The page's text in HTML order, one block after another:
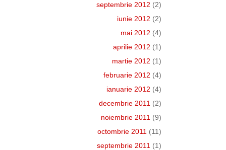
septembrie 2012 (2)
iunie 2012 (2)
mai 2012 (4)
aprilie 2012 (1)
martie 2012 (1)
februarie 2012 (4)
ianuarie 2012 (4)
decembrie 2011 (2)
noiembrie 2011 (9)
octombrie 2011 (11)
septembrie 2011 (1)